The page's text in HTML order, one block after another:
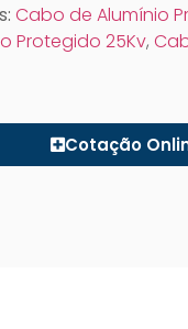
Cabo de Alumínio
Protegido 25Kv,
Cotação